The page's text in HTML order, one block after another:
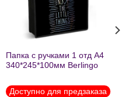
Папка с ручками 1 отд А4
340*245*100мм Berlingo
пластик на молнии 1215
Доступно для предзаказа